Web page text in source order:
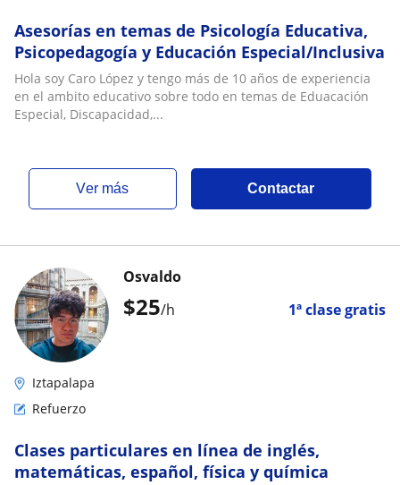
Asesorías en temas de Psicología Educativa,
Psicopedagogía y Educación Especial/Inclusiva
Hola soy Caro López y tengo más de 10 años de experiencia
en el ambito educativo sobre todo en temas de Eduacación
Especial, Discapacidad,...
ver más Contactar
$25/h 1ª clase gratis
Osvaldo
Iztapalapa
Refuerzo
Clases particulares en línea de inglés,
matemáticas, español, física y química